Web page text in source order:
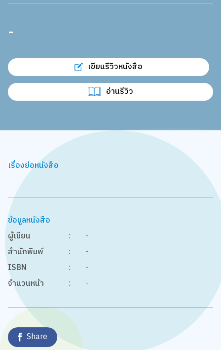
-
เขียนรีวิวหนังสือ
อ่านรีวิว
เรื่องย่อหนังสือ
ข้อมูลหนังสือ
ผู้เขียน
:
-
สำนักพิมพ์
:
-
ISBN
:
-
จำนวนหน้า
: -
Share